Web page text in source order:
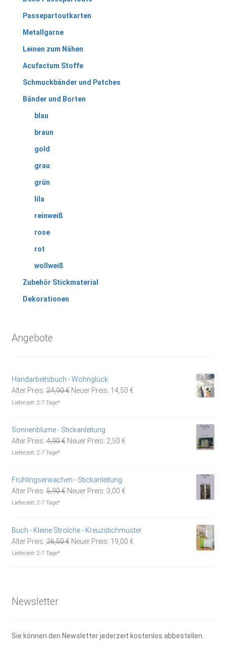
Passepartoutkarten
Metallgarne
Leinen zum Nähen
Acufactum Stoffe
Schmuckbänder und Patches
Bänder und Borten
blau
braun
gold
grau
grün
lila
reinweiß
rose
rot
wollweiß
Zubehör Stickmaterial
Dekorationen
Angebote
Handarbeitsbuch - Wohnglück
Alter Preis: 24,90€ Ursprünglicher
Neuer Preis: 14,50 €Aktueller
Lieferzeit: 2-7 Tage*
Sonnenblume - Stickanleitung
Alter Preis: 4,90€ Ursprünglicher
Neuer Preis: 2,50 €Aktueller
Lieferzeit: 2-7 Tage*
Frühlingserwachen - Stickanleitung
Alter Preis: 5,90€ Ursprünglicher
Neuer Preis: 3,00 €Aktueller
Lieferzeit: 2-7 Tage*
Buch - Kleine Strolche - Kreuzstichmuster
Alter Preis: 26,50€ Ursprünglicher
Neuer Preis: 19,00 €Aktueller
Lieferzeit: 2-7 Tage*
Newsletter
Sie können den Newsletter jederzeit kostenlos abbestellen.